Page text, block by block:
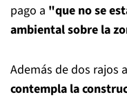
pago a "que no se
ambiental sobre la
Además de dos rajos
contempla la